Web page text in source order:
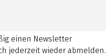
einen Newsletter
jederzeit wieder abmelden.